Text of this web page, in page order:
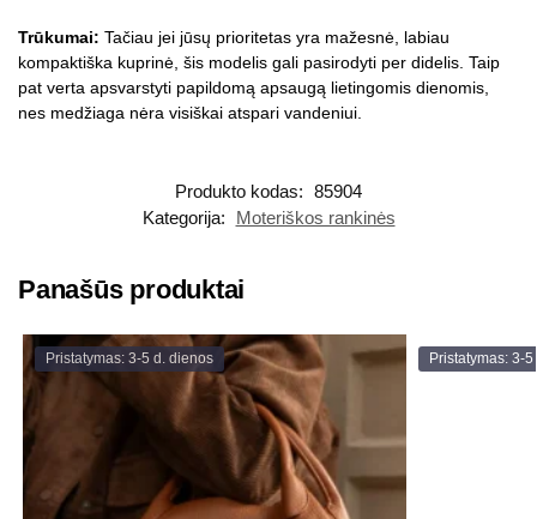
Trūkumai: Tačiau jei jūsų prioritetas yra mažesnė, labiau
kompaktiška kuprinė, šis modelis gali pasirodyti per didelis. Taip
pat verta apsvarstyti papildomą apsaugą lietingomis dienomis,
nes medžiaga nėra visiškai atspari vandeniui.
Produkto kodas: 85904
Kategorija:
Moteriškos rankinės
Panašūs produktai
Pristatymas: 3-5 d. dienos Pristatymas: 3-